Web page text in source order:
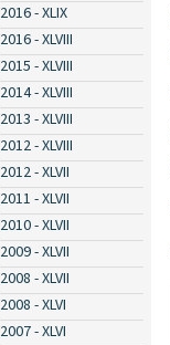
2016 - XLIX
2016 - XLVIII
2015 - XLVIII
2014 - XLVIII
2013 - XLVIII
2012 - XLVIII
2012 - XLVII
2011 - XLVII
2010 - XLVII
2009 - XLVII
2008 - XLVII
2008 - XLVI
2007 - XLVI